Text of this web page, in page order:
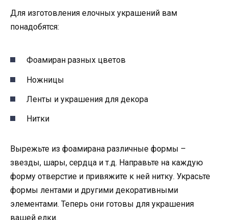
Для изготовления елочных украшений вам
понадобятся:
Фоамиран разных цветов
Ножницы
Ленты и украшения для декора
Нитки
Вырежьте из фоамирана различные формы –
звезды, шары, сердца и т.д. Направьте на каждую
форму отверстие и привяжите к ней нитку. Украсьте
формы лентами и другими декоративными
элементами. Теперь они готовы для украшения
вашей елки.